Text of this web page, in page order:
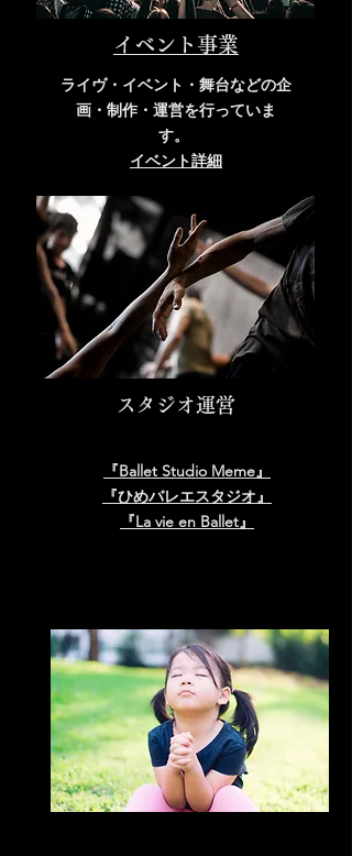
イベント事業
ライヴ・イベント・舞台などの企
画・制作・運営を行っていま
す。
​イベント詳細
​スタジオ運営
『Ballet Studio Meme』
『ひめバレエスタジオ』
『La vie en Ballet』